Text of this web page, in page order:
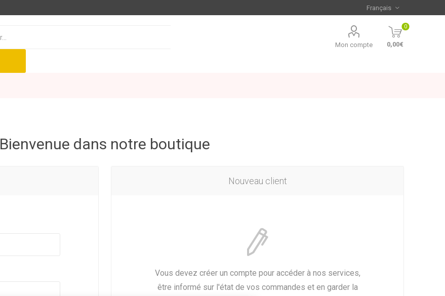
Mon compte
0
0,00€
Bienvenue dans notre boutique
Nouveau client
Vous devez créer un compte pour accéder à nos services,
être informé sur l'état de vos commandes et en garder la